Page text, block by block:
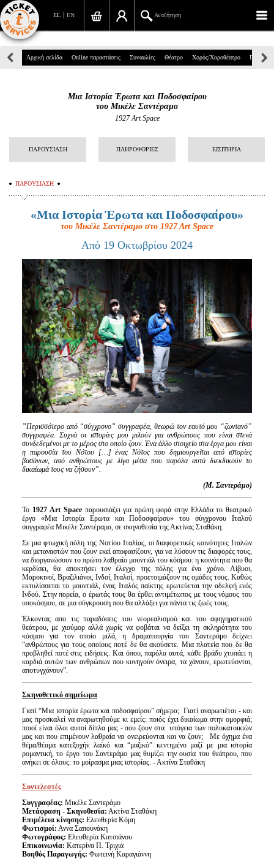
EN
EL Αναζήτηση
Πανεπιστημίου 39, Αθήνα
info@ticketservices.gr
Σύνδεση/Εγγραφή
Προσωπικά Δεδομένα
Είσοδος διαχειριστή
Αρχική σελίδα Online παραστάσεις Συναυλίες Θέατρο Χορός/Χοροθέατρο Παιδικά
Μια Ιστορία Έρωτα και Ποδοσφαίρου
του Μικέλε Σαντέραμο
1927 Art Space
ΠΑΡΟΥΣΙΑΣΗ ΠΛΗΡΟΦΟΡΙΕΣ ΕΙΣΙΤΗΡΙΑ
ΠΑΡΟΥΣΙΑΣΗ
«Μια Ιστορία Έρωτα και Ποδοσφαίρου»
του Μικέλε Σαντέραμο στο 1927 Αrt Space
Από 19 Οκτωβρίου 2024
”Περισσότερο από “σύγχρονο” συγγραφέα, θεωρώ τον εαυτό μου “ζωντανό”
συγγραφέα. Συχνά οι ιστορίες μου μιλούν για ανθρώπους που είναι στενά
συνδεδεμένοι με το μέρος στο οποίο ζουν. Ένα άλλο στοιχείο στα έργα μου είναι
η παρουσία του Νότου […] ένας Νότος που δημιουργείται από ιστορίες
βασάνων, από ανθρώπους με λίγα μέσα που παρόλα αυτά διεκδικούν το
δικαίωμά τους να ζήσουν”.
(Μ. Σαντεράμο)
Το 1927 Art Spaceπαρουσιάζει για πρώτη φορά στην Ελλάδα το θεατρικό
έργο «Μια Ιστορία Ερωτα και Ποδοσφαίρου» του σύγχρονου Ιταλού
συγγραφέα Μικέλε Σαντέραμο, σε σκηνοθεσία της Ακτίνας Σταθάκη.
Σε μια φτωχική πόλη της Νοτίου Ιταλίας, οι διαφορετικές κοινότητες Ιταλών
και μεταναστών που ζουν εκεί αποφασίζουν, για να λύσουν τις διαφορές τους,
να διοργανώσουν το πρώτο λαθραίο μουντιάλ του κόσμου: η κοινότητα που θα
κερδίσει, θα αποκτήσει τον έλεγχο της πόλης για ένα χρόνο. Λίβυοι,
Μαροκινοί, Βραζιλιάνοι, Ινδοί, Ιταλοί, προετοιμάζουν τις ομάδες τους. Καθώς
εκτυλίσσεται το μουντιάλ, ένας Ιταλός παίκτης ερωτεύεται την αδελφή ενός
Ινδού. Στην πορεία, ο έρωτάς τους θα έρθει αντιμέτωπος με τους νόμους του
υποκόσμου, σε μια σύγκρουση που θα αλλάξει για πάντα τις ζωές τους.
Έλκοντας απο τις παραδόσεις του νεορεαλισμού και του αφηγηματικού
θεάτρου, με χιούμορ αλλά χωρίς να φοβάται να δείξει τη σκληρότητα του
κόσμου για τον οποίο μιλά, η δραματουργία του Σαντεράμο δείχνει
“ανθρώπους για τους οποίους ποτέ δε θα ακούσετε. Μια πλατεία που δε θα
προβληθεί ποτέ στις ειδήσεις. Και όπου, παρόλα αυτά, κάθε βράδυ χτυπάει η
καρδιά αυτών των ανθρώπων που κυνηγούν όνειρα, τα χάνουν, ερωτεύονται,
αποτυγχάνουν”.
Σκηνοθετικό σημείωμα
Γιατί “Μια ιστορία έρωτα και ποδοσφαίρου” σήμερα; Γιατί αναρωτιέται - και
μας προσκαλεί να αναρωτηθούμε κι εμείς: ποιός έχει δικαίωμα στην ομορφιά;
ποιοί είναι όλοι αυτοί δίπλα μας - που ζουν στα υπόγεια των πολυκατοικιών
μας και που επιμένουν λαθραία να ονειρεύονται και να ζουν; Με όχημα ένα
θέμα/θέαμα κατεξοχήν λαϊκό και “μαζικό” κεντημένο μαζί με μια ιστορία
ρομαντική, το έργο του Σαντεράμο μας θυμίζει την ουσία του θεάτρου, που
ανήκει σε όλους: το μοίρασμα μιας ιστορίας. - Ακτίνα Σταθάκη
Συντελεστές
Συγγραφέας: Μικέλε Σαντεράμο
Μετάφραση - Σκηνοθεσία: Ακτίνα Σταθάκη
Επιμέλεια κίνησης: Ελευθερία Κόμη
Φωτισμοί: Αννα Σαπουνάκη
Φωτογράφος: Ελευθερία Κατσιάνου
Επικοινωνία: Κατερίνα Π. Τριχιά
Βοηθός Παραγωγής: Φωτεινή Καραγιάννη